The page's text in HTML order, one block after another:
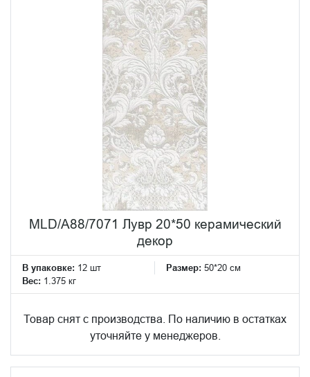
MLD/A88/7071 Лувр 20*50 керамический
декор
В упаковке: 12 шт Размер: 50*20 см
Вес: 1.375 кг
Товар снят с производства. По наличию в остатках
уточняйте у менеджеров.